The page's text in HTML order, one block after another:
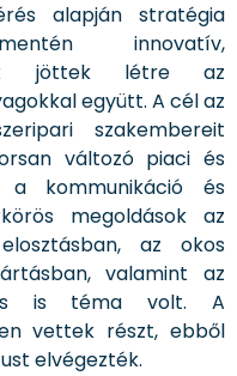
alapján stratégia
innovatív,
jöttek létre az
együtt. A cél az
szakembereit
változó piaci és
a kommunikáció és
megoldások az
az okos
valamint az
is téma volt. A
vettek részt, ebből
elvégezték.